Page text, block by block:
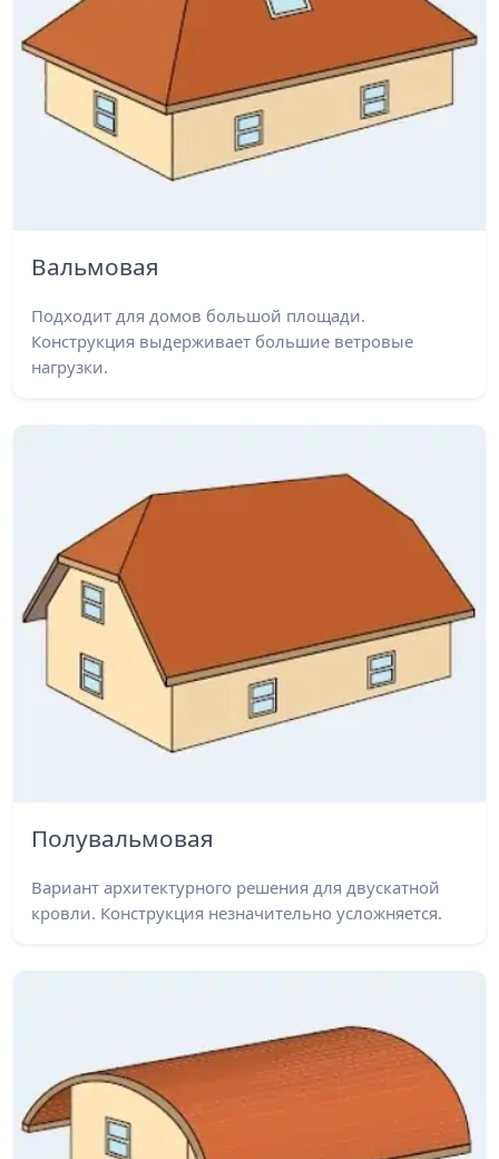
Вальмовая
Подходит для домов большой площади.
Конструкция выдерживает большие ветровые
нагрузки.
Полувальмовая
Вариант архитектурного решения для двускатной
кровли. Конструкция незначительно усложняется.